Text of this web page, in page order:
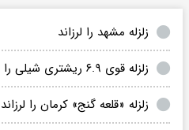
زلزله مشهد را لرزاند
زلزله قوی ۶.۹ ریشتری شیلی را به لرزه درآورد/ ویدئو
زلزله «قلعه گنج» کرمان را لرزاند